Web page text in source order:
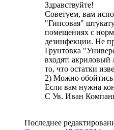
Здравствуйте!
Советуем, вам
"Гипсовая"
помещениях с
дезинфекции. Не
Грунтовка
входят: акриловый
то, что остатки
2) Можно обойтись
Если вам нужна
С Ув. Иван
Последнее